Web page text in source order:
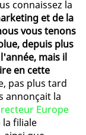
connaissez la
et de la
vous tenons
depuis plus
mais il
en cette
pas plus tard
annonçait la
Europe
la filiale